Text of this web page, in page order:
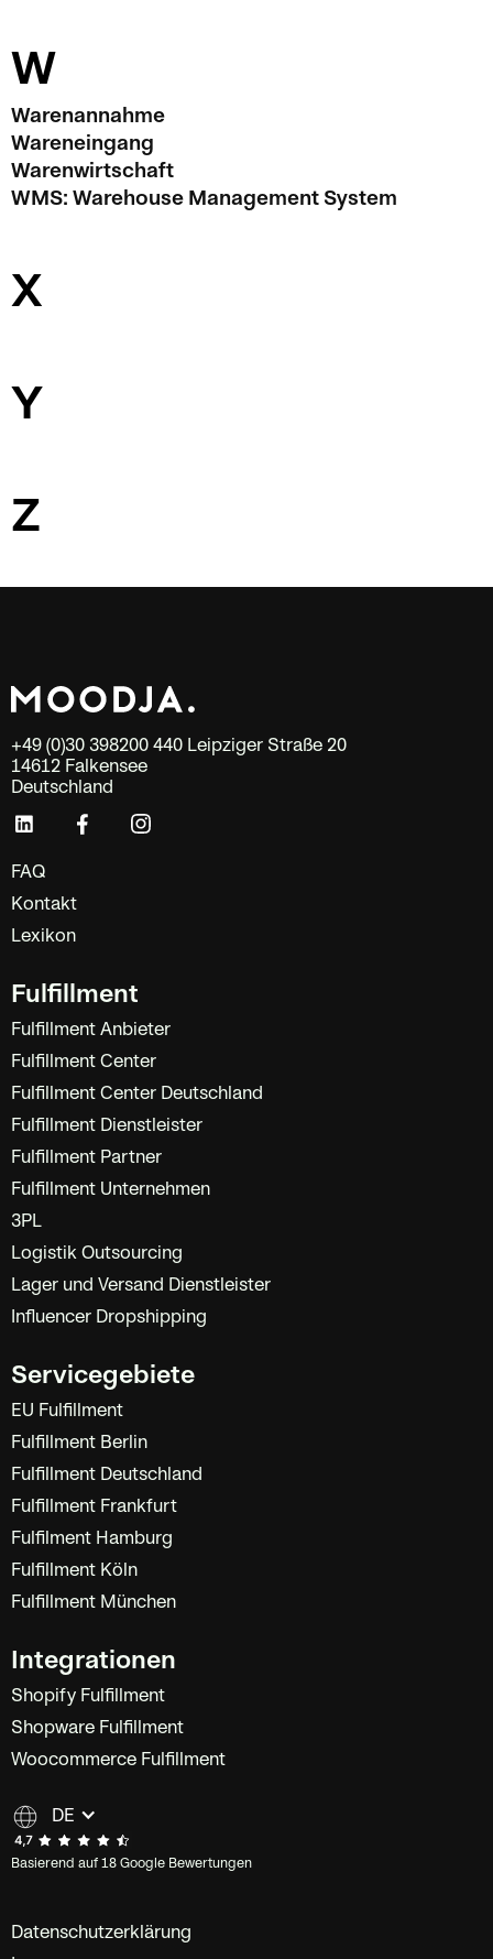
W
Warenannahme
Wareneingang
Warenwirtschaft
WMS: Warehouse Management System
X
Y
Z
+49 (0)30 398200 440 Leipziger Straße 20
14612 Falkensee
Deutschland
FAQ
Kontakt
Lexikon
Fulfillment
Fulfillment Anbieter
Fulfillment Center
Fulfillment Center Deutschland
Fulfillment Dienstleister
Fulfillment Partner
Fulfillment Unternehmen
3PL
Logistik Outsourcing
Lager und Versand Dienstleister
Influencer Dropshipping
Servicegebiete
EU Fulfillment
Fulfillment Berlin
Fulfillment Deutschland
Fulfillment Frankfurt
Fulfilment Hamburg
Fulfillment Köln
Fulfillment München
Integrationen
Shopify Fulfillment
Shopware Fulfillment
Woocommerce Fulfillment
DE
Basierend auf 18 Google Bewertungen
Datenschutzerklärung